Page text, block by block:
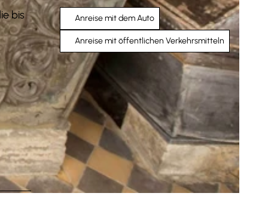
bis
Anreise mit dem Auto
Anreise mit öffentlichen Verkehrsmitteln